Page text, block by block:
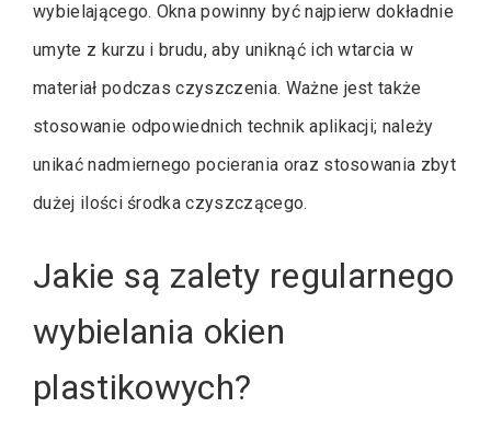
wybielającego. Okna powinny być najpierw dokładnie
umyte z kurzu i brudu, aby uniknąć ich wtarcia w
materiał podczas czyszczenia. Ważne jest także
stosowanie odpowiednich technik aplikacji; należy
unikać nadmiernego pocierania oraz stosowania zbyt
dużej ilości środka czyszczącego.
Jakie są zalety regularnego
wybielania okien
plastikowych?